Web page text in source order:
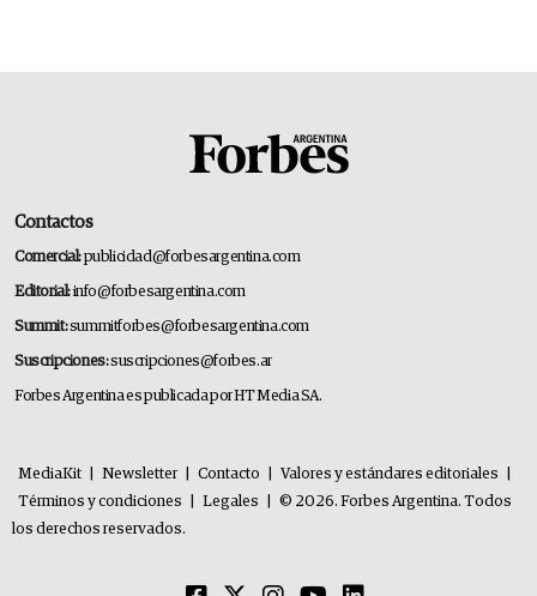
Contactos
Comercial:publicidad@forbesargentina.com
Editorial:info@forbesargentina.com
Summit:summitforbes@forbesargentina.com
Suscripciones:suscripciones@forbes.ar
Forbes Argentina es publicada por HT Media SA.
MediaKit Newsletter Contacto Valores y estándares editoriales
Términos y condiciones
Legales
© 2026. Forbes Argentina. Todos
los derechos reservados.